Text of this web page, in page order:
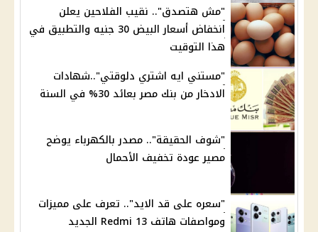
"مش هتصدق".. نقيب الفلاحين يعلن
انخفاض أسعار البيض 30 جنيه والتطبيق في
هذا التوقيت
"مستني ايه اشتري دلوقتي"..شهادات
الادخار من بنك مصر بعائد 30% في السنة
"شوف الحقيقة".. مصدر بالكهرباء يوضح
مصير عودة تخفيف الأحمال
"سعره على قد الايد".. تعرف على مميزات
ومواصفات هاتف Redmi 13 الجديد